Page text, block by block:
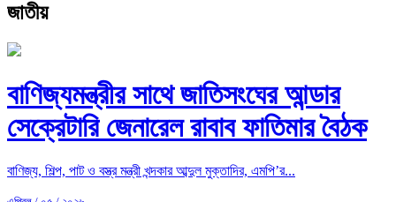
জাতীয়
বাণিজ্যমন্ত্রীর সাথে জাতিসংঘের আন্ডার
সেক্রেটারি জেনারেল রাবাব ফাতিমার বৈঠক
বাণিজ্য, শিল্প, পাট ও বস্ত্র মন্ত্রী খন্দকার আব্দুল মুক্তাদির, এমপি’র...